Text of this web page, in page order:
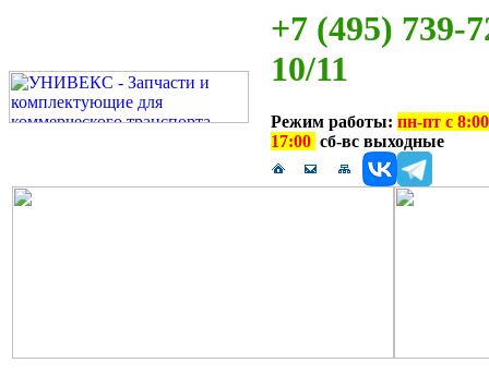
+7 (495) 739-
10/11
Режим работы: пн-пт с
17:00 сб-вс выходные